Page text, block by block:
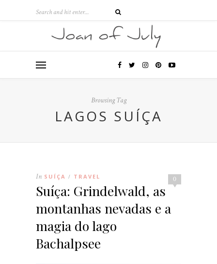
Browsing Tag
LAGOS SUÍÇA
0
In SUÍÇA / TRAVEL
Suíça: Grindelwald, as
montanhas nevadas e a
magia do lago
Bachalpsee